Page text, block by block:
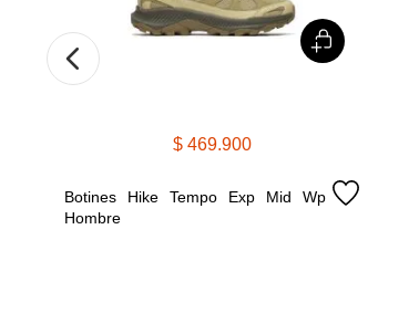
$ 469.900
Botines Hike Tempo Exp Mid Wp
Hombre